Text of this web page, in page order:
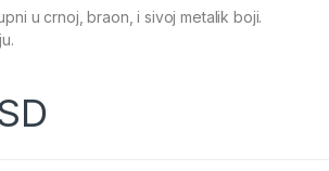
u crnoj, braon, i sivoj metalik boji.